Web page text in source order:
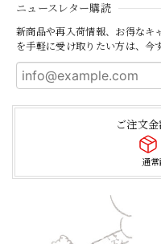
ニュースレター購読
新商品や再入荷情報、お得なキ
を手軽に受け取りたい方は、今
ご注文
通